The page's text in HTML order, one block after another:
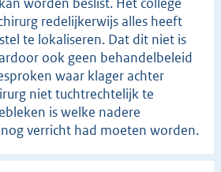
redelijkerwijs alles heeft
te lokaliseren. Dat dit niet is
ook geen behandelbeleid
waar klager achter
niet tuchtrechtelijk te
is welke nadere
verricht had moeten worden.